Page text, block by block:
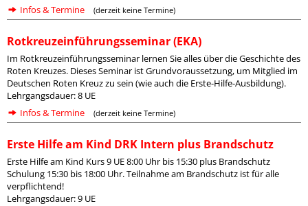
Infos & Termine
(derzeit keine Termine)
Rotkreuzeinführungsseminar (EKA)
Im Rotkreuzeinführungsseminar lernen Sie alles über die Geschichte des
Roten Kreuzes. Dieses Seminar ist Grundvoraussetzung, um Mitglied im
Deutschen Roten Kreuz zu sein (wie auch die Erste-Hilfe-Ausbildung).
Lehrgangsdauer: 8 UE
Infos & Termine
(derzeit keine Termine)
Erste Hilfe am Kind DRK Intern plus Brandschutz
Erste Hilfe am Kind Kurs 9 UE 8:00 Uhr bis 15:30 plus Brandschutz
Schulung 15:30 bis 18:00 Uhr. Teilnahme am Brandschutz ist für alle
verpflichtend!
Lehrgangsdauer: 9 UE